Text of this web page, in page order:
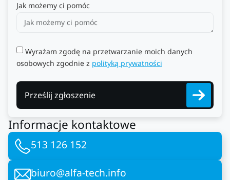
Jak możemy ci pomóc
Wyrażam zgodę na przetwarzanie moich danych
osobowych zgodnie z polityką prywatności
Prześlij zgłoszenie
Informacje kontaktowe
513 126 152
biuro@alfa-tech.info